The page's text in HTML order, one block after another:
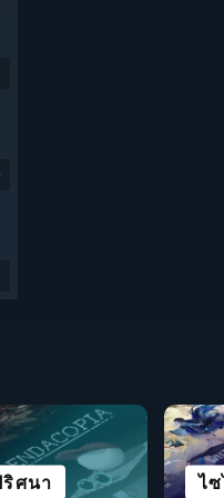
ศนา ไ
งขวัญ
วิตรอด
คชัน